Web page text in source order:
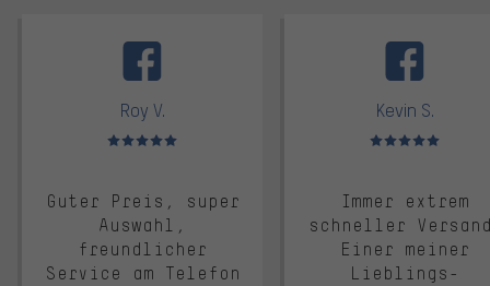
Roy V.
Bewertungen: 5 von 5
Guter Preis, super
Auswahl,
freundlicher
Service am Telefon
Kevin S.
Bewertungen: 5 von 5
Immer extrem
schneller
Einer meiner
Lieblings-